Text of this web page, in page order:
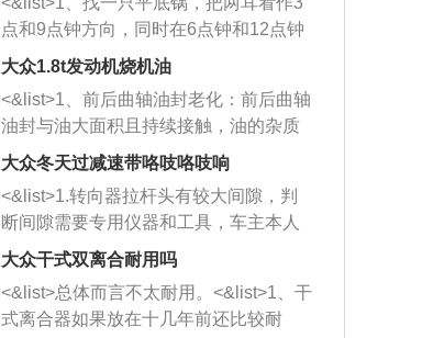
施。 <&list>2、直接利用木棍将所有的
杂物推到排气管里面的位置处，然后将
三元催化器拆解开，就可以将堵塞的东
西取出来。但如果是因为积碳过多引起
的堵塞，就需要将三元催化器泡在草酸
洗剂对堵塞的情况得到解决，将清洗剂
放在燃油箱中，与燃油混合后，车辆启
动时，就可以和汽油一起进入到燃烧
室，最后形成废气排出，就可以让三元
催化器得到清洗，排气管堵塞的情况就
能够得到解决。
点和9点钟方向，同时在6点钟和12点钟
方向做一个标记。 <&list>2、双手握住
一圈半的练习，往右同样也要打相同的
圈数。 <&list>3、最后强调要反复练
习，这样就可以形成肌肉记忆，在真实
驾驶车辆时，不需要记忆也能打好方
向。
大众1.8t发动机烧机油
<&list>1、前后曲轴油封老化：前后曲轴
油封与油大面积且持续接触，油的杂质
和发动机内持续温度变化使其密封效果
逐渐减弱，导致渗油或漏油。<&list>2、
活塞间隙过大：积碳会使活塞环与缸体
的间隙扩大，导致机油流入燃烧室中，
造成烧机油。<&list>3、机油粘度。使用
机油粘度过小的话，同样会有烧机油现
象，机油粘度过小具有很好的流动性，
大众冬天过减速带咯吱咯吱响
<&list>1.转向器拉杆头有较大间隙，判
断间隙需要专用仪器和工具，车主本人
无法制作，需要将车辆送到修理厂或4s
店；<&list>2.车辆半轴套管防尘罩破
裂，破裂后会出现漏油现象，使半轴磨
损严重，磨损的半轴容易损坏，产生异
大众干式双离合耐用吗
<&list>总体而言不太耐用。<&list>1、干
式离合器如果放在十几年前还比较耐